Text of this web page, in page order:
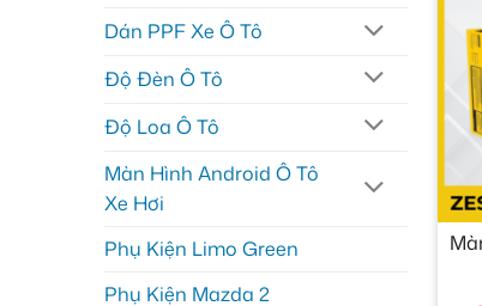
Dán PPF Xe Ô Tô
Độ Đèn Ô Tô
Độ Loa Ô Tô
Màn Hình Android Ô Tô
Xe Hơi
Phụ Kiện Limo Green
Phụ Kiện Mazda 2
+